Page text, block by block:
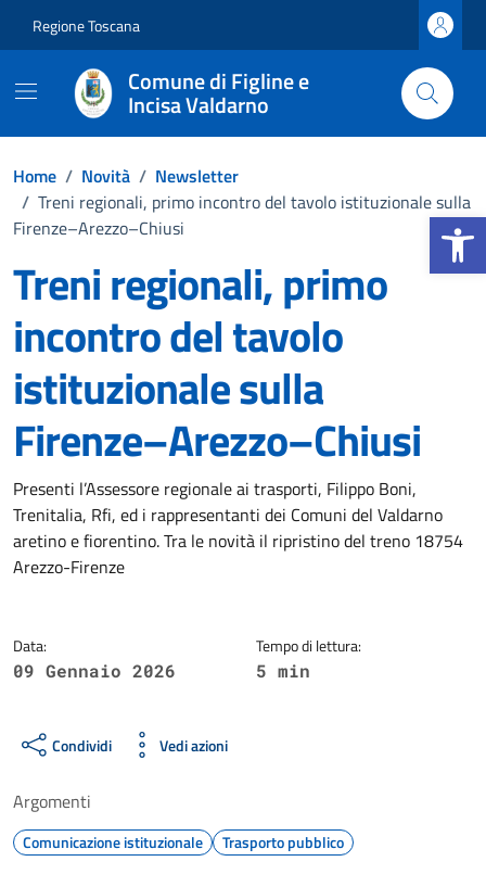
Apri la
Regione Toscana
Comune di Figline e
Incisa Valdarno
Home / Novità / Newsletter
/ Treni regionali, primo incontro del tavolo istituzionale sulla
Firenze–Arezzo–Chiusi
Treni regionali, primo
incontro del tavolo
istituzionale sulla
Firenze–Arezzo–Chiusi
Dettagli della notizia
Presenti l’Assessore regionale ai trasporti, Filippo Boni,
Trenitalia, Rfi, ed i rappresentanti dei Comuni del Valdarno
aretino e fiorentino. Tra le novità il ripristino del treno 18754
Arezzo-Firenze
Data:
09 Gennaio 2026
Tempo di lettura:
5 min
Condividi Vedi azioni
Argomenti
Comunicazione istituzionale Trasporto pubblico